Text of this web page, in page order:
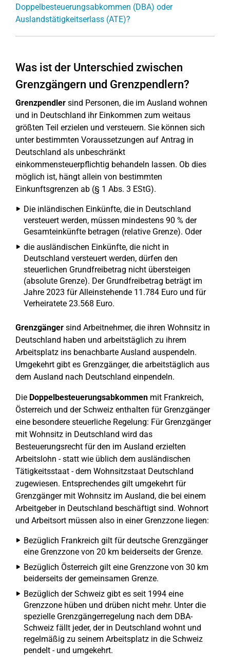
Doppelbesteuerungsabkommen (DBA) oder
Auslandstätigkeitserlass (ATE)?
Was ist der Unterschied zwischen
Grenzgängern und Grenzpendlern?
Grenzpendler sind Personen, die im Ausland wohnen
und in Deutschland ihr Einkommen zum weitaus
größten Teil erzielen und versteuern. Sie können sich
unter bestimmten Voraussetzungen auf Antrag in
Deutschland als unbeschränkt
einkommensteuerpflichtig behandeln lassen. Ob dies
möglich ist, hängt allein von bestimmten
Einkunftsgrenzen ab (§ 1 Abs. 3 EStG).
Die inländischen Einkünfte, die in Deutschland
versteuert werden, müssen mindestens 90 % der
Gesamteinkünfte betragen (relative Grenze). Oder
die ausländischen Einkünfte, die nicht in
Deutschland versteuert werden, dürfen den
steuerlichen Grundfreibetrag nicht übersteigen
(absolute Grenze). Der Grundfreibetrag beträgt im
Jahre 2023 für Alleinstehende 11.784 Euro und für
Verheiratete 23.568 Euro.
Grenzgänger sind Arbeitnehmer, die ihren Wohnsitz in
Deutschland haben und arbeitstäglich zu ihrem
Arbeitsplatz ins benachbarte Ausland auspendeln.
Umgekehrt gibt es Grenzgänger, die arbeitstäglich aus
dem Ausland nach Deutschland einpendeln.
Die Doppelbesteuerungsabkommen mit Frankreich,
Österreich und der Schweiz enthalten für Grenzgänger
eine besondere steuerliche Regelung: Für Grenzgänger
mit Wohnsitz in Deutschland wird das
Besteuerungsrecht für den im Ausland erzielten
Arbeitslohn - statt wie üblich dem ausländischen
Tätigkeitsstaat - dem Wohnsitzstaat Deutschland
zugewiesen. Entsprechendes gilt umgekehrt für
Grenzgänger mit Wohnsitz im Ausland, die bei einem
Arbeitgeber in Deutschland beschäftigt sind. Wohnort
und Arbeitsort müssen also in einer Grenzzone liegen:
Bezüglich Frankreich gilt für deutsche Grenzgänger
eine Grenzzone von 20 km beiderseits der Grenze.
Bezüglich Österreich gilt eine Grenzzone von 30 km
beiderseits der gemeinsamen Grenze.
Bezüglich der Schweiz gibt es seit 1994 eine
Grenzzone hüben und drüben nicht mehr. Unter die
spezielle Grenzgängerregelung nach dem DBA-
Schweiz fällt jeder, der in Deutschland wohnt und
regelmäßig zu seinem Arbeitsplatz in die Schweiz
pendelt - und umgekehrt.